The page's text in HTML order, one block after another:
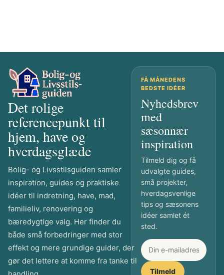
Det rolige
referencepunkt til
hjem, have og
hverdagsglæde
Bolig- og Livsstilsguiden samler
inspiration, guides og praktiske
idéer til indretning, have, mad,
familieliv, renovering og
bæredygtige valg. Her finder du
både små forbedringer med stor
effekt og mere grundige guider, der
gør det lettere at komme fra tanke til
FÅ MÅNEDENS
BEDSTE IDÉER
Nyhedsbrev
med
sæsonnær
inspiration
Tilmeld dig og få
udvalgte guides,
små projekter,
hverdagsvenlige
tips og sæsonens
idéer samlet ét
sted.
Tilmeld